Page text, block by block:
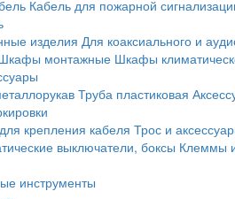
Кабель для пожарной
изделия Для коаксиального и
монтажные Шкафы
Труба пластиковая
крепления кабеля Трос и
выключатели, боксы Клеммы
инструменты